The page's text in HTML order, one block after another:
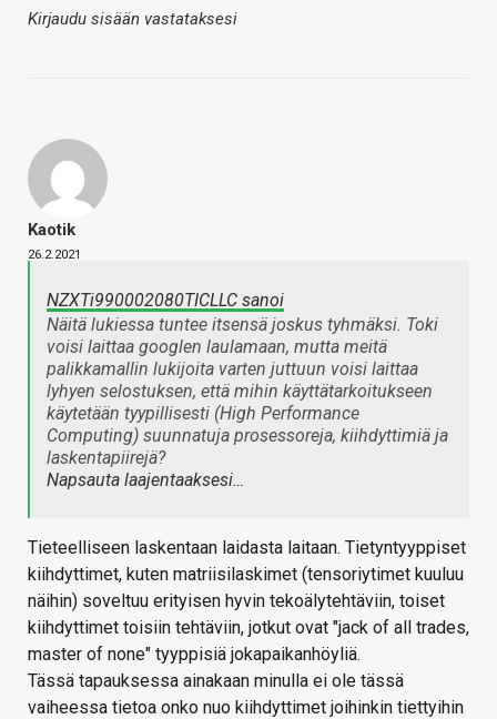
Kirjaudu sisään vastataksesi
Kaotik
26.2.2021
NZXTi990002080TICLLC sanoi
Näitä lukiessa tuntee itsensä joskus tyhmäksi. Toki
voisi laittaa googlen laulamaan, mutta meitä
palikkamallin lukijoita varten juttuun voisi laittaa
lyhyen selostuksen, että mihin käyttätarkoitukseen
käytetään tyypillisesti (High Performance
Computing) suunnatuja prosessoreja, kiihdyttimiä ja
laskentapiirejä?
Napsauta laajentaaksesi…
Tieteelliseen laskentaan laidasta laitaan. Tietyntyyppiset
kiihdyttimet, kuten matriisilaskimet (tensoriytimet kuuluu
näihin) soveltuu erityisen hyvin tekoälytehtäviin, toiset
kiihdyttimet toisiin tehtäviin, jotkut ovat "jack of all trades,
master of none" tyyppisiä jokapaikanhöyliä.
Tässä tapauksessa ainakaan minulla ei ole tässä
vaiheessa tietoa onko nuo kiihdyttimet joihinkin tiettyihin